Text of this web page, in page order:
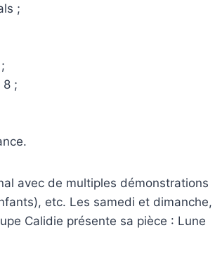
;
8 ;
avec de multiples démonstrations
etc. Les samedi et dimanche,
Calidie présente sa pièce : Lune